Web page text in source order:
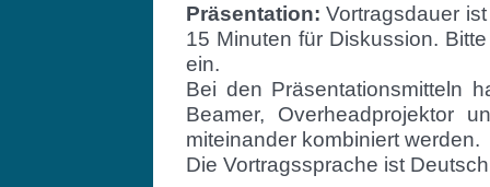
Präsentation: Vortragsdauer
15 Minuten für Diskussion.
ein.
Bei den Präsentationsmitteln
Beamer, Overheadprojektor
miteinander kombiniert werden.
Die Vortragssprache ist